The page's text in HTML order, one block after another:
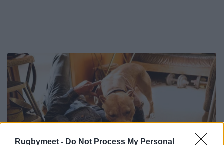
Rugbymeet - Do Not Process My Personal